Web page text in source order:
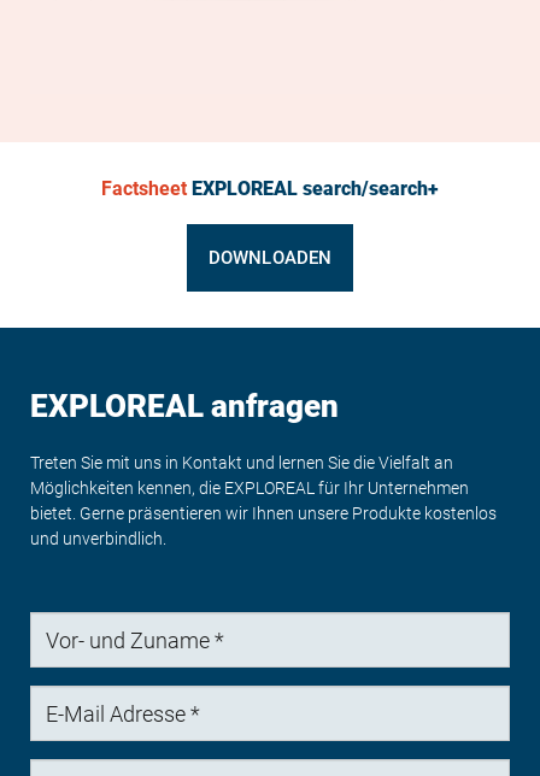
Factsheet EXPLOREAL search/search+
DOWNLOADEN
EXPLOREAL anfragen
Treten Sie mit uns in Kontakt und lernen Sie die Vielfalt an
Möglichkeiten kennen, die EXPLOREAL für Ihr Unternehmen
bietet. Gerne präsentieren wir Ihnen unsere Produkte kostenlos
und unverbindlich.
und
Zuname
Mail
Adresse